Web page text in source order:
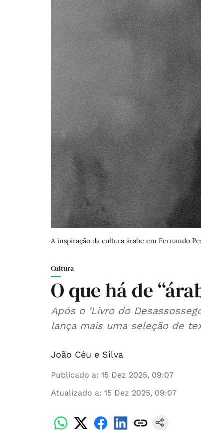
A inspiração da cultura árabe em Fernando
Cultura
O que há de
Após o 'Livro do
João Céu e Silva
Publicado a: 15 Dez 2025, 09:07
Atualizado a: 15 Dez 2025, 09:07